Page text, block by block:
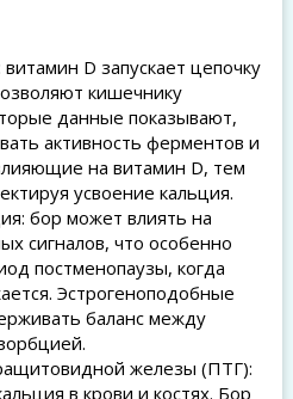
D запускает цепочку
кишечнику
данные показывают,
активность ферментов и
на витамин D, тем
усвоение кальция.
бор может влиять на
сигналов, что особенно
постменопаузы, когда
Эстрогеноподобные
баланс между
железы (ПТГ):
в крови и костях. Бор